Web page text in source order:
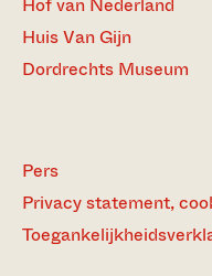
Huis Van Gijn
Dordrechts Museum
Pers
Privacy statement,